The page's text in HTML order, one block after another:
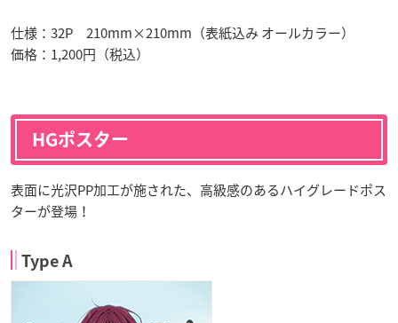
仕様：32P 210mm×210mm（表紙込み オールカラー）
価格：1,200円（税込）
HGポスター
表面に光沢PP加工が施された、高級感のあるハイグレードポス
ターが登場！
Type A